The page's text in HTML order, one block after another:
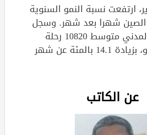
ارتفعت نسبة النمو السنوية
شهرا بعد شهر. وسجل
قطاع الطيران المدني متوسط 10820 رحلة
يومية في يونيو، بزيادة 14.1 بالمئة عن شهر
عن الكاتب